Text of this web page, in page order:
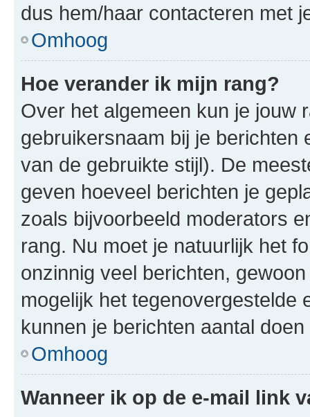
dus hem/haar contacteren met
Omhoog
Hoe verander ik mijn rang?
Over het algemeen kun je jouw
gebruikersnaam bij je berichten
van de gebruikte stijl). De
geven hoeveel berichten je
zoals bijvoorbeeld moderators
rang. Nu moet je natuurlijk het
onzinnig veel berichten,
mogelijk het tegenovergestelde
kunnen je berichten aantal doen
Omhoog
Wanneer ik op de e-mail link